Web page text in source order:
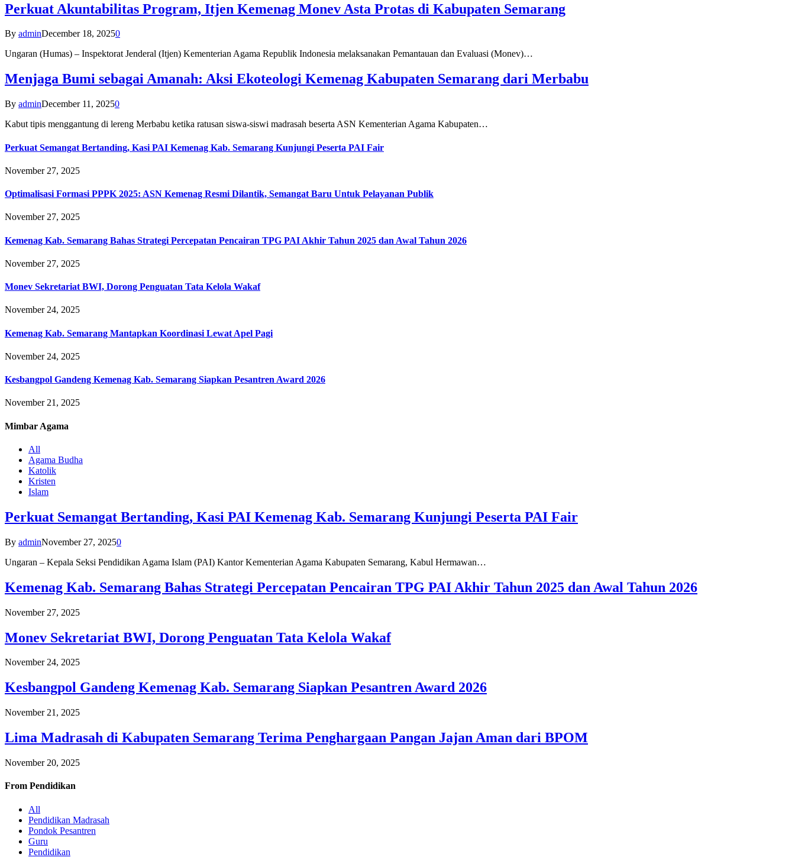
Perkuat Akuntabilitas Program, Itjen Kemenag Monev Asta Protas di Kabupaten Semarang
By adminDecember 18, 20250
Ungaran (Humas) – Inspektorat Jenderal (Itjen) Kementerian Agama Republik Indonesia melaksanakan Pemantauan dan Evaluasi (Monev)…
Menjaga Bumi sebagai Amanah: Aksi Ekoteologi Kemenag Kabupaten Semarang dari Merbabu
By adminDecember 11, 20250
Kabut tipis menggantung di lereng Merbabu ketika ratusan siswa-siswi madrasah beserta ASN Kementerian Agama Kabupaten…
Perkuat Semangat Bertanding, Kasi PAI Kemenag Kab. Semarang Kunjungi Peserta PAI Fair
November 27, 2025
Optimalisasi Formasi PPPK 2025: ASN Kemenag Resmi Dilantik, Semangat Baru Untuk Pelayanan Publik
November 27, 2025
Kemenag Kab. Semarang Bahas Strategi Percepatan Pencairan TPG PAI Akhir Tahun 2025 dan Awal Tahun 2026
November 27, 2025
Monev Sekretariat BWI, Dorong Penguatan Tata Kelola Wakaf
November 24, 2025
Kemenag Kab. Semarang Mantapkan Koordinasi Lewat Apel Pagi
November 24, 2025
Kesbangpol Gandeng Kemenag Kab. Semarang Siapkan Pesantren Award 2026
November 21, 2025
Mimbar Agama
All
Agama Budha
Katolik
Kristen
Islam
Perkuat Semangat Bertanding, Kasi PAI Kemenag Kab. Semarang Kunjungi Peserta PAI Fair
By adminNovember 27, 20250
Ungaran – Kepala Seksi Pendidikan Agama Islam (PAI) Kantor Kementerian Agama Kabupaten Semarang, Kabul Hermawan…
Kemenag Kab. Semarang Bahas Strategi Percepatan Pencairan TPG PAI Akhir Tahun 2025 dan Awal Tahun 2026
November 27, 2025
Monev Sekretariat BWI, Dorong Penguatan Tata Kelola Wakaf
November 24, 2025
Kesbangpol Gandeng Kemenag Kab. Semarang Siapkan Pesantren Award 2026
November 21, 2025
Lima Madrasah di Kabupaten Semarang Terima Penghargaan Pangan Jajan Aman dari BPOM
November 20, 2025
From Pendidikan
All
Pendidikan Madrasah
Pondok Pesantren
Guru
Pendidikan